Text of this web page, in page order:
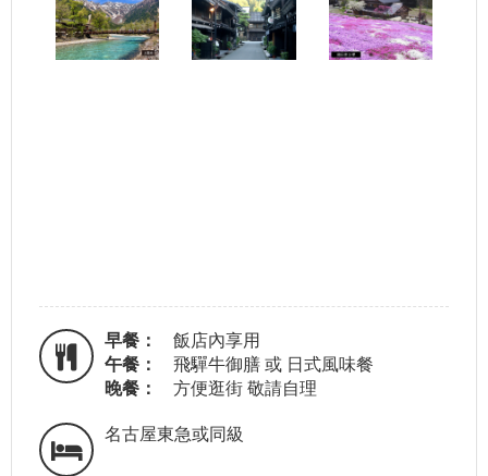
早餐：
飯店內享用
午餐：
飛驒牛御膳 或 日式風味餐
晚餐：
方便逛街 敬請自理
名古屋東急或同級